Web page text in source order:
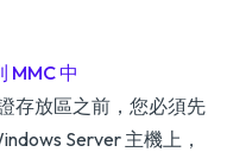
MMC 中
存放區之前，您必須先
Server 主機上，